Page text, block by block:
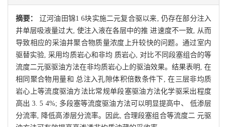
摘要： 辽河油田锦1 6块实施二元复合驱以来, 仍存在部分注入
井单层吸液量过大, 使注入液在各层中的推 进速度不一致, 从而
导致相应的采油井聚合物质量浓度上升较快的问题。通过室内
驱替实验, 采用均质岩心和非均 质岩心, 对比不同段塞组合的等
流度二元驱驱油方法在非均质岩心上的驱油效果。结果表明, 在
相同聚合物用量和 总注入孔隙体积倍数条件下, 在三层非均质
岩心上等流度驱油方法比常规单段塞驱油方法化学驱采出程度
高出 3. 5 4%; 多段塞等流度驱油方法可以明显提高中、 低渗层
分流率, 降低高渗层分流率。因此, 合理段塞组合等流度二 元驱